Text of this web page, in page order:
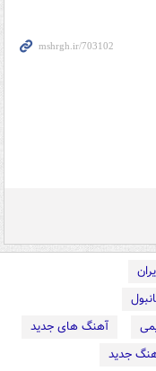
آهنگ های جدید
جدید